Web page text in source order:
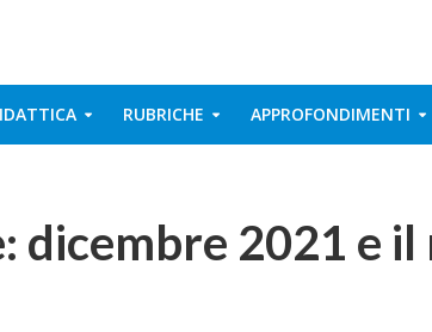
RUBRICHE APPROFONDIMENTI
dicembre 2021 e